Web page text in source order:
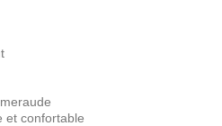
et confortable